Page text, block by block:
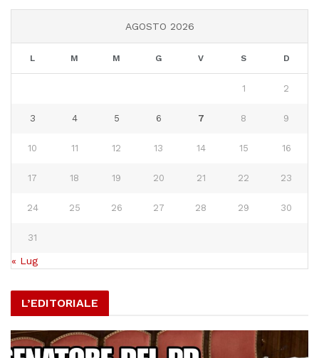
AGOSTO 2026
L M M G V S D
1 2
3 4 5 6 7 8 9
10 11 12 13 14 15 16
17 18 19 20 21 22 23
24 25 26 27 28 29 30
31
« Lug
L’EDITORIALE